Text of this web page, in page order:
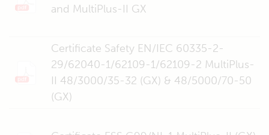
and MultiPlus-II GX
Certificate Safety EN/IEC 60335-2-
29/62040-1/62109-1/62109-2 MultiPlus-
II 48/3000/35-32 (GX) & 48/5000/70-50
(GX)